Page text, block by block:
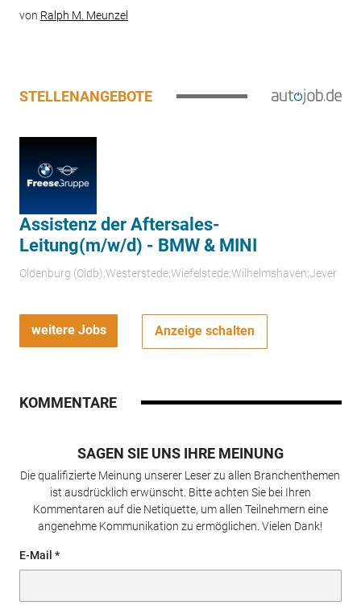
von Ralph M. Meunzel
STELLENANGEBOTE
Assistenz der Aftersales-
Leitung(m/w/d) - BMW & MINI
Oldenburg (Oldb);Westerstede;Wiefelstede;Wilhelmshaven;Jever
weitere Jobs Anzeige schalten
KOMMENTARE
SAGEN SIE UNS IHRE MEINUNG
Die qualifizierte Meinung unserer Leser zu allen Branchenthemen
ist ausdrücklich erwünscht. Bitte achten Sie bei Ihren
Kommentaren auf die Netiquette, um allen Teilnehmern eine
angenehme Kommunikation zu ermöglichen. Vielen Dank!
E-Mail